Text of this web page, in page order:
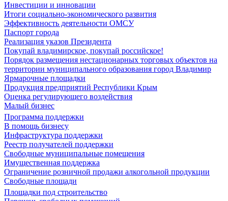
Инвестиции и инновации
Итоги социально-экономического развития
Эффективность деятельности ОМСУ
Паспорт города
Реализация указов Президента
Покупай владимирское, покупай российское!
Порядок размещения нестационарных торговых объектов на
территории муниципального образования город Владимир
Ярмарочные площадки
Продукция предприятий Республики Крым
Оценка регулирующего воздействия
Малый бизнес
Программа поддержки
В помощь бизнесу
Инфраструктура поддержки
Реестр получателей поддержки
Свободные муниципальные помещения
Имущественная поддержка
Ограничение розничной продажи алкогольной продукции
Свободные площади
Площадки под строительство